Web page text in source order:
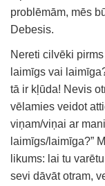
problēmām, mēs
Debesis.
Nereti cilvēki
laimīgs vai
tā ir kļūda! Nevis
vēlamies veidot
viņam/viņai ar
laimīgs/laimīga?”
likums: lai tu
sevi dāvāt otram,